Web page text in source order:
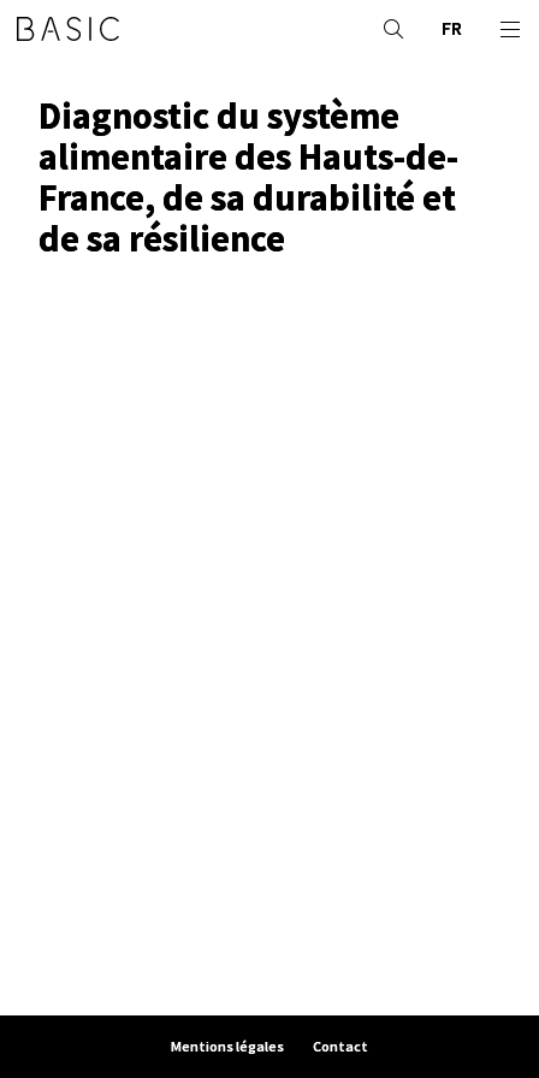
FR
Diagnostic du système
alimentaire des Hauts-de-
France, de sa durabilité et
de sa résilience
Mentions légales Contact